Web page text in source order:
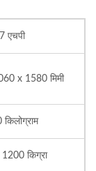
7 एचपी
x 1580 मिमी
किग्रा